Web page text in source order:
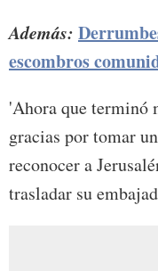
Además:
escombros
'Ahora que terminó
gracias por tomar
reconocer a
trasladar su